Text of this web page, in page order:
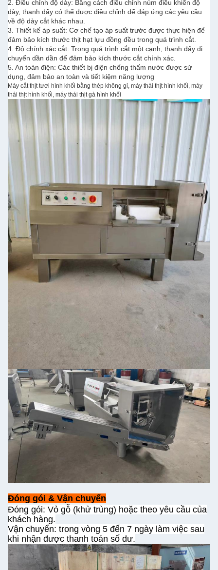
2. Điều chỉnh độ dày: Bằng cách điều chỉnh núm điều khiển độ
dày, thanh đẩy có thể được điều chỉnh để đáp ứng các yêu cầu
về độ dày cắt khác nhau.
3. Thiết kế áp suất: Cơ chế tạo áp suất trước được thực hiện để
đảm bảo kích thước thịt hạt lựu đồng đều trong quá trình cắt.
4. Độ chính xác cắt: Trong quá trình cắt một cạnh, thanh đẩy di
chuyển dần dần để đảm bảo kích thước cắt chính xác.
5. An toàn điện: Các thiết bị điện chống thấm nước được sử
dụng, đảm bảo an toàn và tiết kiệm năng lượng
Máy cắt thịt tươi hình khối bằng thép không gỉ, máy thái thịt hình khối, máy
thái thịt hình khối, máy thái thịt gà hình khối
Đóng gói & Vận chuyển
Đóng gói: Vỏ gỗ (khử trùng) hoặc theo yêu cầu của
khách hàng.
Vận chuyển: trong vòng 5 đến 7 ngày làm việc sau
khi nhận được thanh toán số dư.